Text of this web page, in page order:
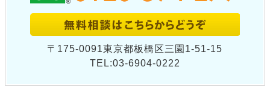
〒175-0091東京都板橋区三園1-51-15
TEL:03-6904-0222